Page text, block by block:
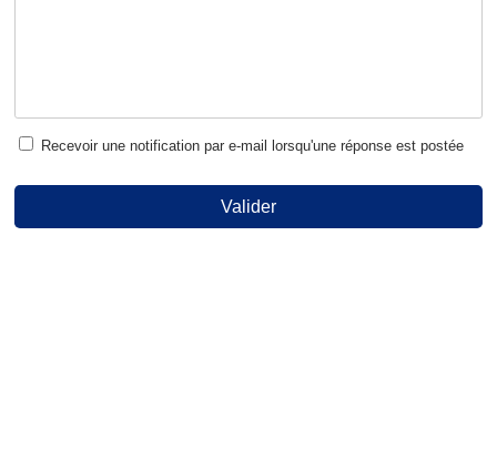
Recevoir une notification par e-mail lorsqu'une réponse est postée
Valider